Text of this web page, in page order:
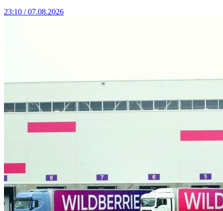
23:10 / 07.08.2026